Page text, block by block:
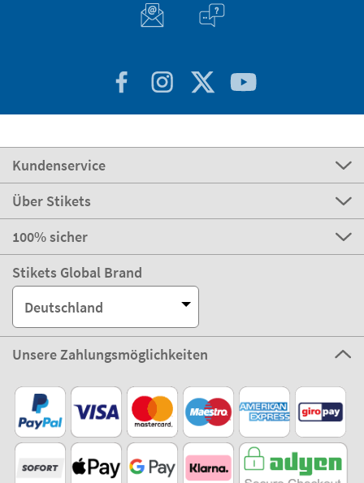
Kundenservice
Über Stikets
100% sicher
Stikets Global Brand
Deutschland
Unsere Zahlungsmöglichkeiten